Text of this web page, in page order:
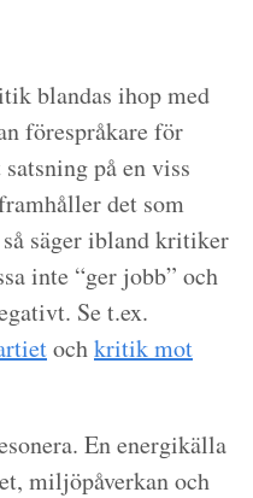
blandas ihop med
förespråkare för
på en viss
det som
säger ibland kritiker
inte “ger jobb” och
Se t.ex.
ochkritik mot
En energikälla
miljöpåverkan och